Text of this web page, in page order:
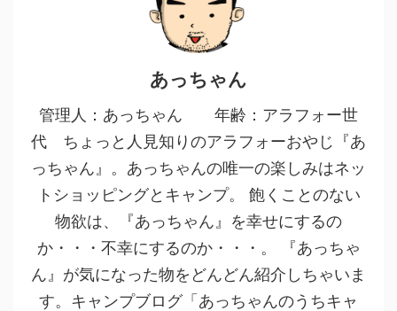
あっちゃん
管理人：あっちゃん 年齢：アラフォー世
代 ちょっと人見知りのアラフォーおやじ『あ
っちゃん』。あっちゃんの唯一の楽しみはネッ
トショッピングとキャンプ。 飽くことのない
物欲は、『あっちゃん』を幸せにするの
か・・・不幸にするのか・・・。 『あっちゃ
ん』が気になった物をどんどん紹介しちゃいま
す。キャンプブログ「あっちゃんのうちキャ